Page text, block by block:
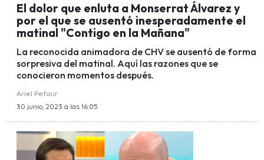
El dolor que enluta a Monserrat Álvarez y
por el que se ausentó inesperadamente el
matinal "Contigo en la Mañana"
La reconocida animadora de CHV se ausentó de forma
sorpresiva del matinal. Aquí las razones que se
conocieron momentos después.
Ariel Pefaur
30 junio, 2023 a las 16:05